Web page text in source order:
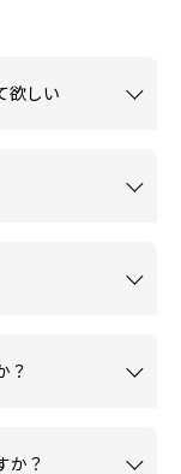
欲しい
？
か？